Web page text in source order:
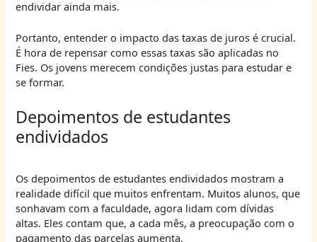
endividar ainda mais.
Portanto, entender o impacto das taxas de juros é crucial.
É hora de repensar como essas taxas são aplicadas no
Fies. Os jovens merecem condições justas para estudar e
se formar.
Depoimentos de estudantes
endividados
Os depoimentos de estudantes endividados mostram a
realidade difícil que muitos enfrentam. Muitos alunos, que
sonhavam com a faculdade, agora lidam com dívidas
altas. Eles contam que, a cada mês, a preocupação com o
pagamento das parcelas aumenta.